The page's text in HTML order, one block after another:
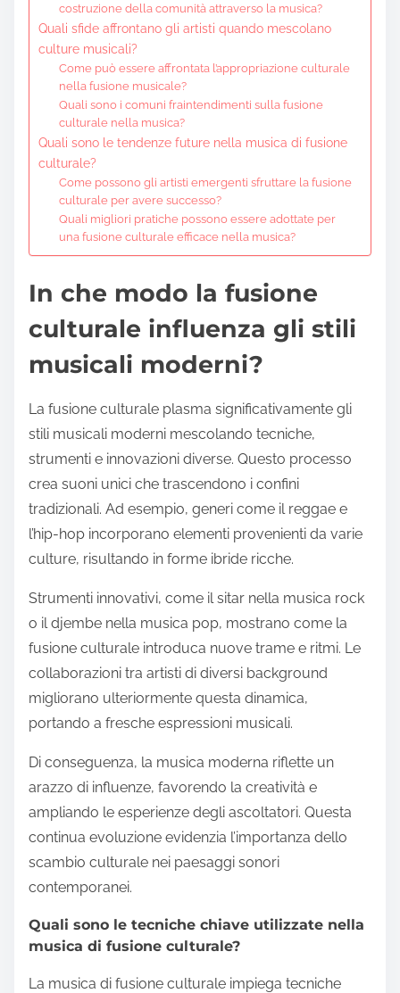
costruzione della comunità attraverso la musica?
Quali sfide affrontano gli artisti quando mescolano
culture musicali?
Come può essere affrontata l’appropriazione culturale
nella fusione musicale?
Quali sono i comuni fraintendimenti sulla fusione
culturale nella musica?
Quali sono le tendenze future nella musica di fusione
culturale?
Come possono gli artisti emergenti sfruttare la fusione
culturale per avere successo?
Quali migliori pratiche possono essere adottate per
una fusione culturale efficace nella musica?
In che modo la fusione
culturale influenza gli stili
musicali moderni?
La fusione culturale plasma significativamente gli
stili musicali moderni mescolando tecniche,
strumenti e innovazioni diverse. Questo processo
crea suoni unici che trascendono i confini
tradizionali. Ad esempio, generi come il reggae e
l’hip-hop incorporano elementi provenienti da varie
culture, risultando in forme ibride ricche.
Strumenti innovativi, come il sitar nella musica rock
o il djembe nella musica pop, mostrano come la
fusione culturale introduca nuove trame e ritmi. Le
collaborazioni tra artisti di diversi background
migliorano ulteriormente questa dinamica,
portando a fresche espressioni musicali.
Di conseguenza, la musica moderna riflette un
arazzo di influenze, favorendo la creatività e
ampliando le esperienze degli ascoltatori. Questa
continua evoluzione evidenzia l’importanza dello
scambio culturale nei paesaggi sonori
contemporanei.
Quali sono le tecniche chiave utilizzate nella
musica di fusione culturale?
La musica di fusione culturale impiega tecniche